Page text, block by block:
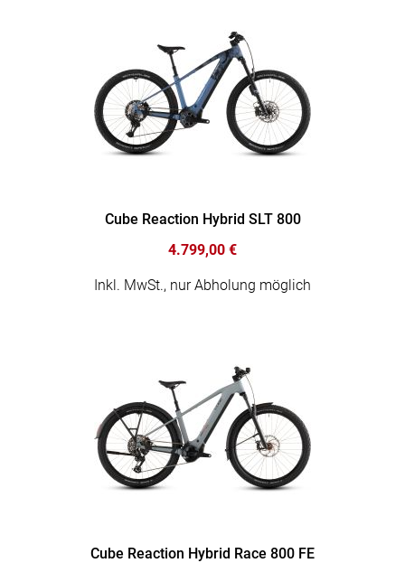
Cube Reaction Hybrid SLT 800
4.799,00 €
Inkl. MwSt., nur Abholung möglich
Cube Reaction Hybrid Race 800 FE